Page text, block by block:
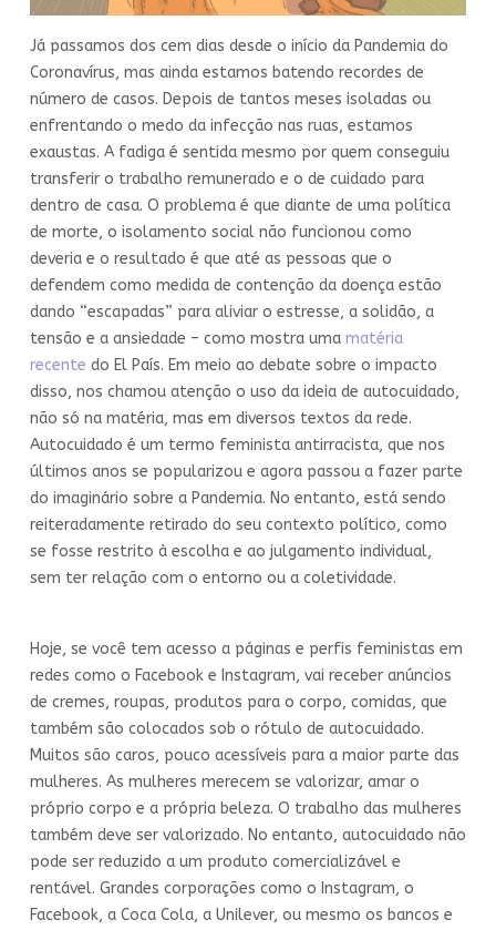
Já passamos dos cem dias desde o início da Pandemia do
Coronavírus, mas ainda estamos batendo recordes de
número de casos. Depois de tantos meses isoladas ou
enfrentando o medo da infecção nas ruas, estamos
exaustas. A fadiga é sentida mesmo por quem conseguiu
transferir o trabalho remunerado e o de cuidado para
dentro de casa. O problema é que diante de uma política
de morte, o isolamento social não funcionou como
deveria e o resultado é que até as pessoas que o
defendem como medida de contenção da doença estão
dando “escapadas” para aliviar o estresse, a solidão, a
tensão e a ansiedade – como mostra uma matéria
recente do El País. Em meio ao debate sobre o impacto
disso, nos chamou atenção o uso da ideia de autocuidado,
não só na matéria, mas em diversos textos da rede.
Autocuidado é um termo feminista antirracista, que nos
últimos anos se popularizou e agora passou a fazer parte
do imaginário sobre a Pandemia. No entanto, está sendo
reiteradamente retirado do seu contexto político, como
se fosse restrito à escolha e ao julgamento individual,
sem ter relação com o entorno ou a coletividade.
Hoje, se você tem acesso a páginas e perfis feministas em
redes como o Facebook e Instagram, vai receber anúncios
de cremes, roupas, produtos para o corpo, comidas, que
também são colocados sob o rótulo de autocuidado.
Muitos são caros, pouco acessíveis para a maior parte das
mulheres. As mulheres merecem se valorizar, amar o
próprio corpo e a própria beleza. O trabalho das mulheres
também deve ser valorizado. No entanto, autocuidado não
pode ser reduzido a um produto comercializável e
rentável. Grandes corporações como o Instagram, o
Facebook, a Coca Cola, a Unilever, ou mesmo os bancos e